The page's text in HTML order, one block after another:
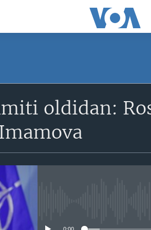
oldidan: